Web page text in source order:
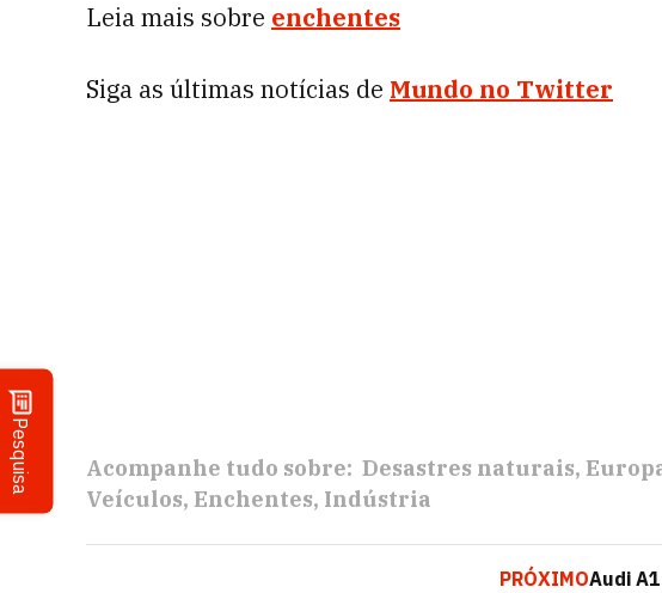
Pesquisa
Leia mais sobre enchentes
Siga as últimas notícias de Mundo no Twitter
Acompanhe tudo sobre: Desastres naturais
Veículos Enchentes Indústria
PRÓXIMOAudi